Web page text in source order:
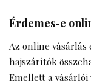
Érdemes-e
Az online
hajszárítók
Emellett a